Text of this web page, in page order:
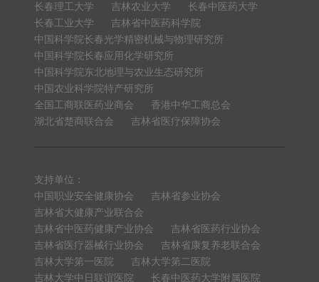
长春理工大学
吉林农业大学
长春中医药大学
长春工业大学
吉林省中医药科学院
中国科学院长春光学精密机械与物理研究所
中国科学院长春应用化学研究所
中国科学院东北地理与农业生态研究所
中国农业科学院特产研究所
全国工商联医药业商会
香港中华工商总会
湖北省楚商联合会
吉林省医疗保障协会
支持单位：
中国职业安全健康协会
吉林省参业协会
吉林省大健康产业联合会
吉林省中医药健康产业协会
吉林省医药行业协会
吉林省医疗器械行业协会
吉林省康复养老联合会
吉林大学第一医院
吉林大学第二医院
吉林大学中日联谊医院
长春中医药大学附属医院